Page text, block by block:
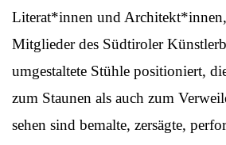
Literat*innen und
Mitglieder des Südtiroler
umgestaltete Stühle positioniert,
zum Staunen als auch zum
sehen sind bemalte, zersägte,